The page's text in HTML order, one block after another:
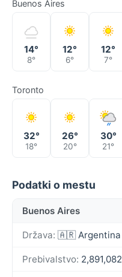
Buenos Aires
14°
8°
12°
6°
12°
7°
Toronto
32°
18°
26°
20°
30°
21°
Podatki o mestu
Buenos Aires
Država: 🇦🇷 Argentina
Prebivalstvo: 2,891,082